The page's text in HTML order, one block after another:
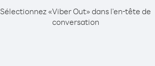
Sélectionnez «Viber Out» dans l'en-tête de
conversation